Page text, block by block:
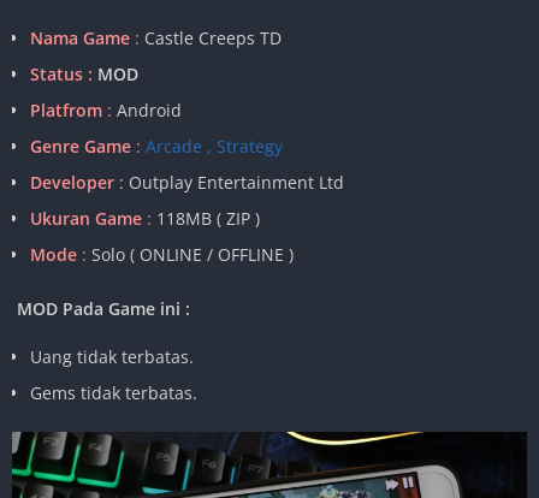
Nama Game : Castle Creeps TD
Status : MOD
Platfrom : Android
Genre Game : Arcade , Strategy
Developer : Outplay Entertainment Ltd
Ukuran Game : 118MB ( ZIP )
Mode : Solo ( ONLINE / OFFLINE )
MOD Pada Game ini :
Uang tidak terbatas.
Gems tidak terbatas.